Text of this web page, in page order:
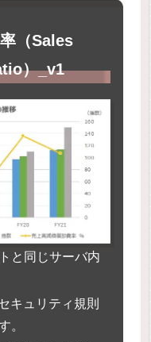
（Sales
）_v1
と同じサーバ内
キュリティ規則
。